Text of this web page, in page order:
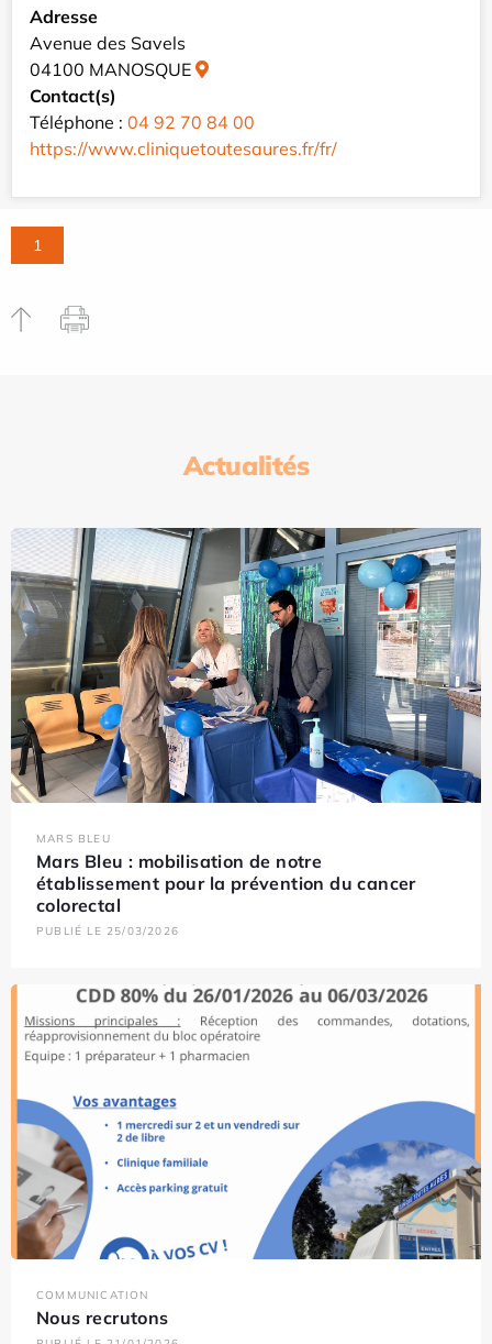
Adresse
Avenue des Savels
04100 MANOSQUE
Contact(s)
Téléphone : 04 92 70 84 00
https://www.cliniquetoutesaures.fr/fr/
1
Actualités
MARS BLEU
Mars Bleu : mobilisation de notre
établissement pour la prévention du cancer
colorectal
PUBLIÉ LE 25/03/2026
COMMUNICATION
Nous recrutons